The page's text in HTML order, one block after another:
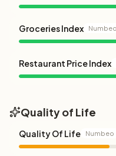
Groceries Index Numbeo
Restaurant Price Index
Quality of Life
Quality Of Life Numbeo